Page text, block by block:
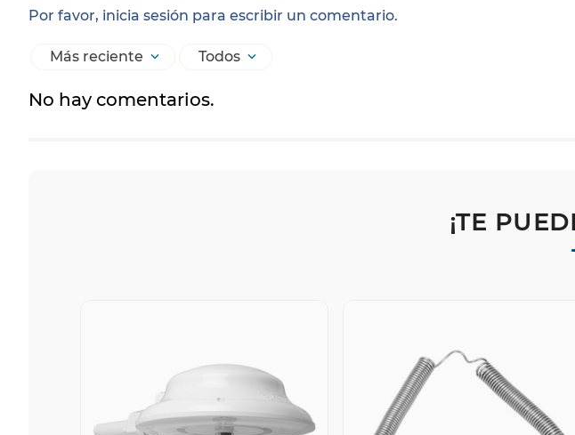
Por favor, inicia sesión para escribir un comentario.
Más reciente Todos
No hay comentarios.
¡TE